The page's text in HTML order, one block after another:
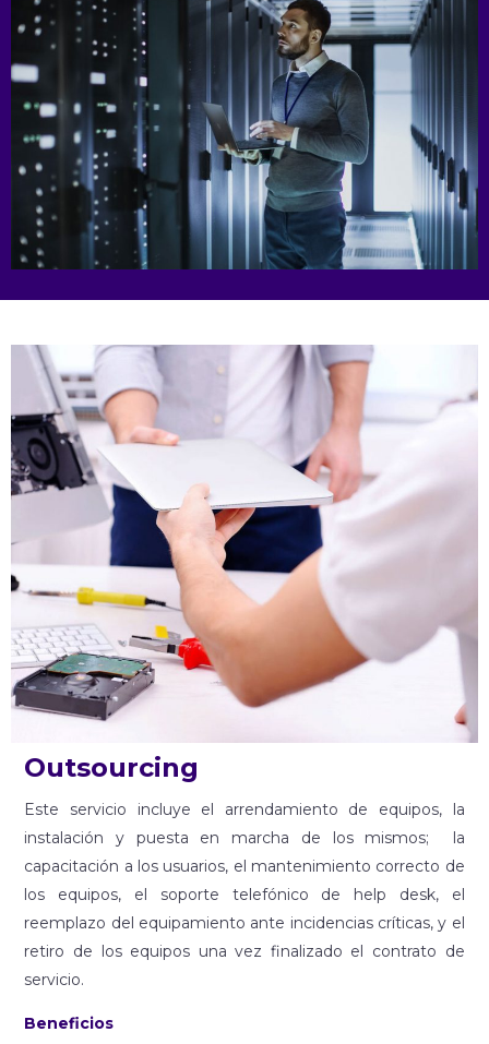
Outsourcing
Este servicio incluye el arrendamiento de equipos, la
instalación y puesta en marcha de los mismos; la
capacitación a los usuarios, el mantenimiento correcto de
los equipos, el soporte telefónico de help desk, el
reemplazo del equipamiento ante incidencias críticas, y el
retiro de los equipos una vez finalizado el contrato de
servicio.
Beneficios